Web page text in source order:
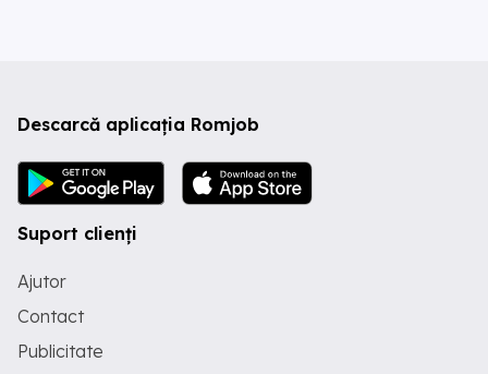
Descarcă aplicația Romjob
Suport clienți
Ajutor
Contact
Publicitate